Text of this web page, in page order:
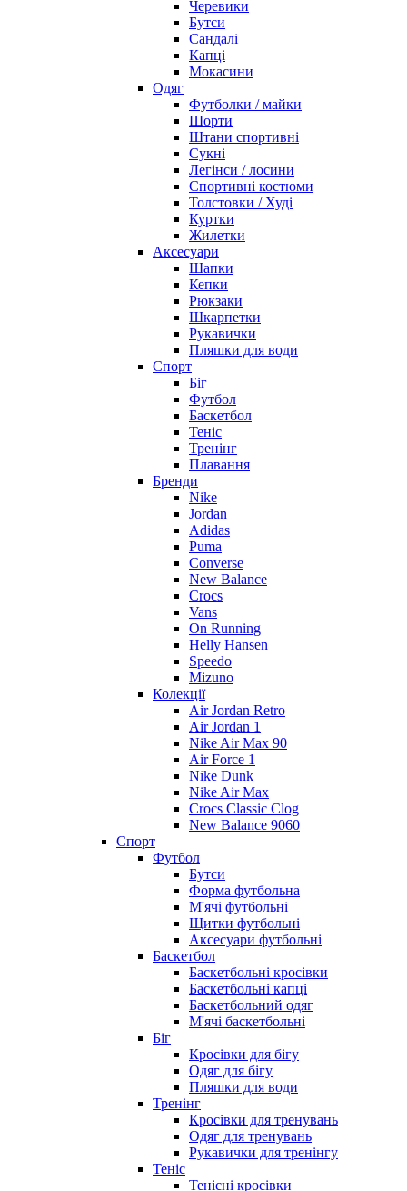
Черевики
Бутси
Сандалі
Капці
Мокасини
Одяг
Футболки / майки
Шорти
Штани спортивні
Сукні
Легінси / лосини
Спортивні костюми
Толстовки / Худі
Куртки
Жилетки
Аксесуари
Шапки
Кепки
Рюкзаки
Шкарпетки
Рукавички
Пляшки для води
Спорт
Біг
Футбол
Баскетбол
Теніс
Тренінг
Плавання
Бренди
Nike
Jordan
Adidas
Puma
Converse
New Balance
Crocs
Vans
On Running
Helly Hansen
Speedo
Mizuno
Колекції
Air Jordan Retro
Air Jordan 1
Nike Air Max 90
Air Force 1
Nike Dunk
Nike Air Max
Crocs Classic Clog
New Balance 9060
Спорт
Футбол
Бутси
Форма футбольна
М'ячі футбольні
Щитки футбольні
Аксесуари футбольні
Баскетбол
Баскетбольні кросівки
Баскетбольні капці
Баскетбольний одяг
М'ячі баскетбольні
Біг
Кросівки для бігу
Одяг для бігу
Пляшки для води
Тренінг
Кросівки для тренувань
Одяг для тренувань
Рукавички для тренінгу
Теніс
Тенісні кросівки